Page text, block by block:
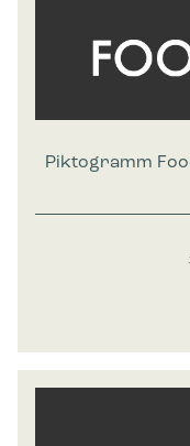
Piktogramm